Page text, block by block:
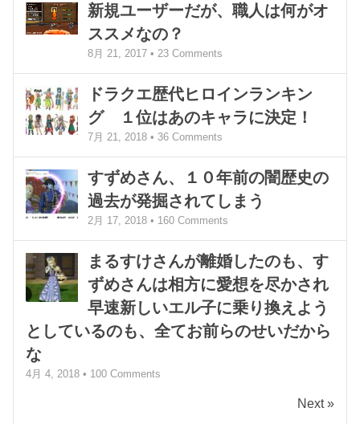
新規ユーザーだが、職人は何がオ
ススメなの？
8月 21, 2017 • 23 Comments
ドラクエ歴代ヒロインランキン
グ １位はあのキャラに決定！
7月 21, 2018 • 36 Comments
すずめさん、１０年前の闇歴史の
過去が発掘されてしまう
2月 17, 2018 • 160 Comments
まるすけさんが離婚したのも、す
ずめさんは相方に愛想を尽かされ
早速新しいエル子に乗り換えよう
としているのも、全てお前らのせいだから
な
4月 4, 2018 • 100 Comments
Next »